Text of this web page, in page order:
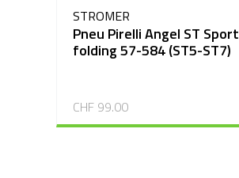
STROMER
Pneu Pirelli Angel ST Sport
folding 57-584 (ST5-ST7)
CHF 99.00